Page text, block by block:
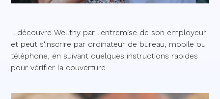
Il découvre Wellthy par l'entremise de son employeur
et peut s'inscrire par ordinateur de bureau, mobile ou
téléphone, en suivant quelques instructions rapides
pour vérifier la couverture.